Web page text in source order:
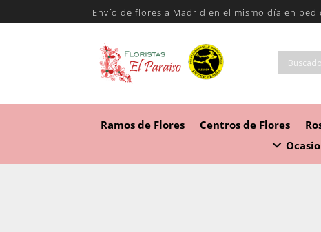
Envío de flores a Madrid en el mismo día en
Ramos de Flores Centros de Flores